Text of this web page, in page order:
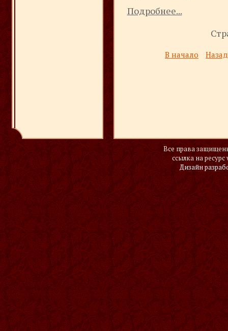
Подробнее...
В начало Назад
Все права
ссылка на ресурс
Дизайн